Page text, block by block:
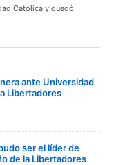
Católica y quedó
ante Universidad
Libertadores
ser el líder de
de la Libertadores